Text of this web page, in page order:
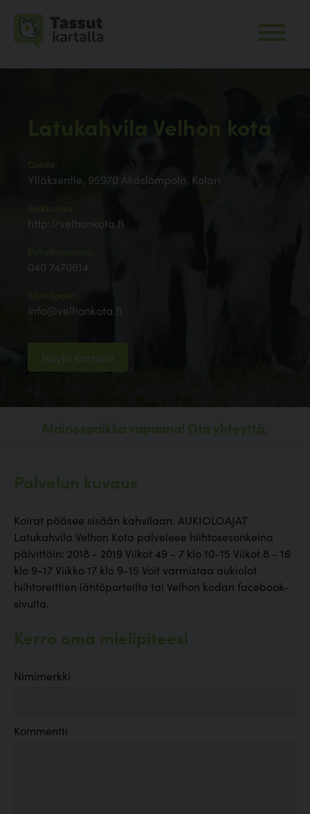
Latukahvila Velhon kota
Ylläksentie, 95970 Äkäslompolo, Kolari
http://velhonkota.fi
040 7470614
info@velhonkota.fi
Näytä kartalla
Mainospaikka vapaana! Ota yhteyttä.
Palvelun kuvaus
Koirat pääsee sisään kahvilaan. AUKIOLOAJAT
Latukahvila Velhon Kota palveleee hiihtosesonkeina
päivittäin: 2018 - 2019 Viikot 49 - 7 klo 10-15 Viikot 8 - 16
klo 9-17 Viikko 17 klo 9-15 Voit varmistaa aukiolot
hiihtoreittien lähtöporteilta tai Velhon kodan facebook-
sivulta.
Kerro oma mielipiteesi
Nimimerkki
Kommentti